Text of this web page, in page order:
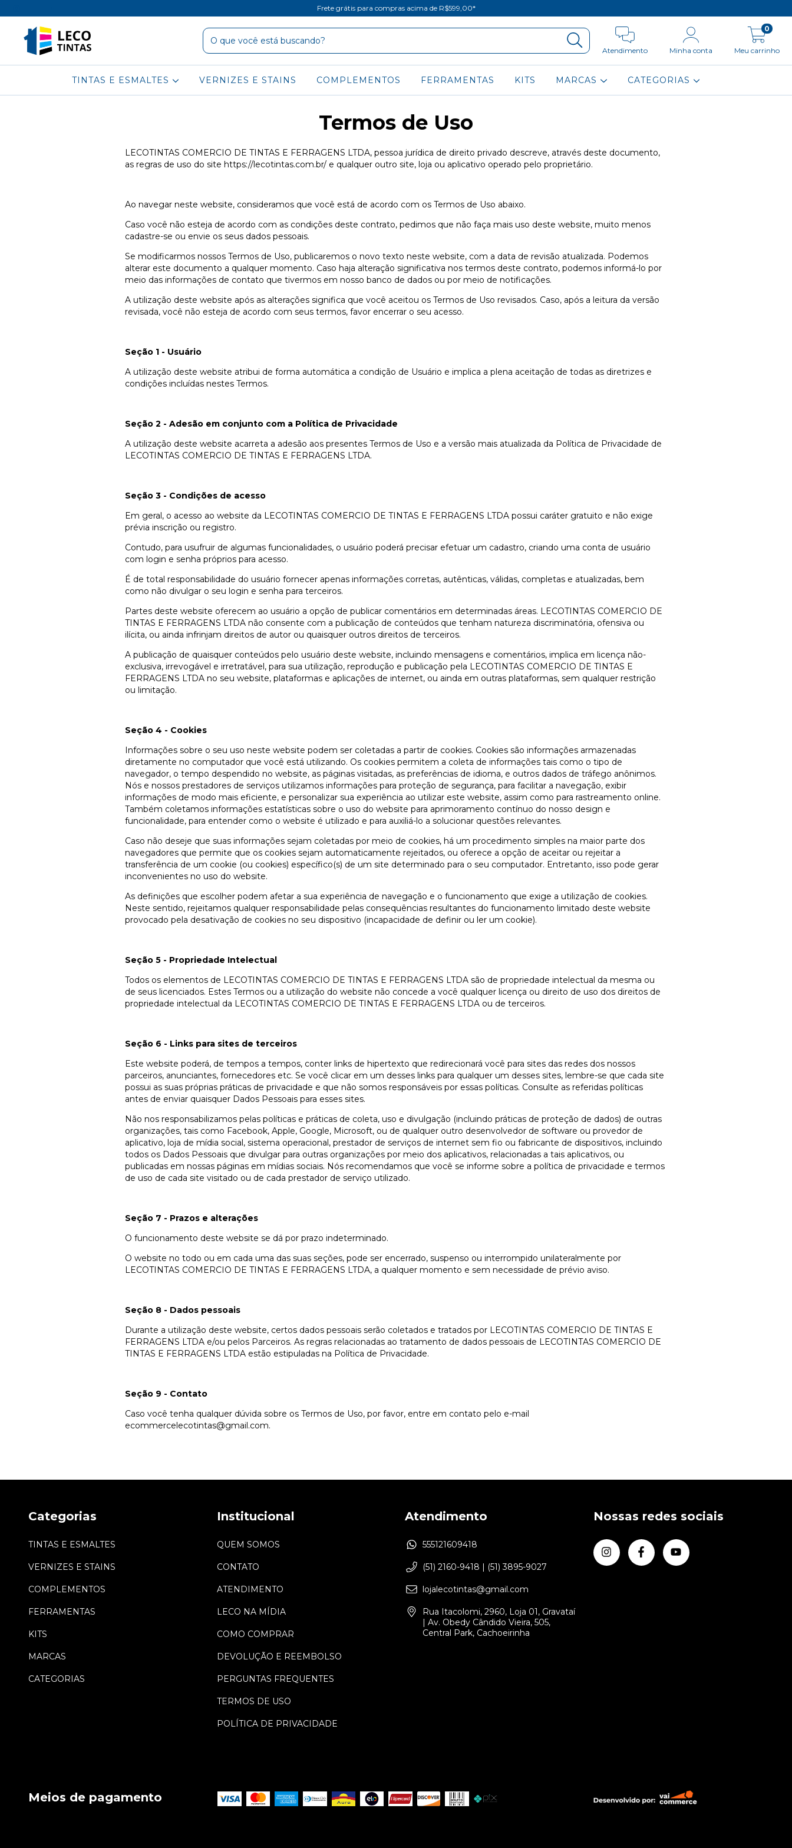
Frete grátis para compras acima de R$599,00*
Atendimento Minha conta Meu carrinho
0
TINTAS E ESMALTES VERNIZES E STAINS COMPLEMENTOS FERRAMENTAS KITS MARCAS CATEGORIAS
Termos de Uso
LECOTINTAS COMERCIO DE TINTAS E FERRAGENS LTDA, pessoa jurídica de direito privado descreve, através deste documento,
as regras de uso do site https://lecotintas.com.br/ e qualquer outro site, loja ou aplicativo operado pelo proprietário.
Ao navegar neste website, consideramos que você está de acordo com os Termos de Uso abaixo.
Caso você não esteja de acordo com as condições deste contrato, pedimos que não faça mais uso deste website, muito menos
cadastre-se ou envie os seus dados pessoais.
Se modificarmos nossos Termos de Uso, publicaremos o novo texto neste website, com a data de revisão atualizada. Podemos
alterar este documento a qualquer momento. Caso haja alteração significativa nos termos deste contrato, podemos informá-lo por
meio das informações de contato que tivermos em nosso banco de dados ou por meio de notificações.
A utilização deste website após as alterações significa que você aceitou os Termos de Uso revisados. Caso, após a leitura da versão
revisada, você não esteja de acordo com seus termos, favor encerrar o seu acesso.
Seção 1 - Usuário
A utilização deste website atribui de forma automática a condição de Usuário e implica a plena aceitação de todas as diretrizes e
condições incluídas nestes Termos.
Seção 2 - Adesão em conjunto com a Política de Privacidade
A utilização deste website acarreta a adesão aos presentes Termos de Uso e a versão mais atualizada da Política de Privacidade de
LECOTINTAS COMERCIO DE TINTAS E FERRAGENS LTDA.
Seção 3 - Condições de acesso
Em geral, o acesso ao website da LECOTINTAS COMERCIO DE TINTAS E FERRAGENS LTDA possui caráter gratuito e não exige
prévia inscrição ou registro.
Contudo, para usufruir de algumas funcionalidades, o usuário poderá precisar efetuar um cadastro, criando uma conta de usuário
com login e senha próprios para acesso.
É de total responsabilidade do usuário fornecer apenas informações corretas, autênticas, válidas, completas e atualizadas, bem
como não divulgar o seu login e senha para terceiros.
Partes deste website oferecem ao usuário a opção de publicar comentários em determinadas áreas. LECOTINTAS COMERCIO DE
TINTAS E FERRAGENS LTDA não consente com a publicação de conteúdos que tenham natureza discriminatória, ofensiva ou
ilícita, ou ainda infrinjam direitos de autor ou quaisquer outros direitos de terceiros.
A publicação de quaisquer conteúdos pelo usuário deste website, incluindo mensagens e comentários, implica em licença não-
exclusiva, irrevogável e irretratável, para sua utilização, reprodução e publicação pela LECOTINTAS COMERCIO DE TINTAS E
FERRAGENS LTDA no seu website, plataformas e aplicações de internet, ou ainda em outras plataformas, sem qualquer restrição
ou limitação.
Seção 4 - Cookies
Informações sobre o seu uso neste website podem ser coletadas a partir de cookies. Cookies são informações armazenadas
diretamente no computador que você está utilizando. Os cookies permitem a coleta de informações tais como o tipo de
navegador, o tempo despendido no website, as páginas visitadas, as preferências de idioma, e outros dados de tráfego anônimos.
Nós e nossos prestadores de serviços utilizamos informações para proteção de segurança, para facilitar a navegação, exibir
informações de modo mais eficiente, e personalizar sua experiência ao utilizar este website, assim como para rastreamento online.
Também coletamos informações estatísticas sobre o uso do website para aprimoramento contínuo do nosso design e
funcionalidade, para entender como o website é utilizado e para auxiliá-lo a solucionar questões relevantes.
Caso não deseje que suas informações sejam coletadas por meio de cookies, há um procedimento simples na maior parte dos
navegadores que permite que os cookies sejam automaticamente rejeitados, ou oferece a opção de aceitar ou rejeitar a
transferência de um cookie (ou cookies) específico(s) de um site determinado para o seu computador. Entretanto, isso pode gerar
inconvenientes no uso do website.
As definições que escolher podem afetar a sua experiência de navegação e o funcionamento que exige a utilização de cookies.
Neste sentido, rejeitamos qualquer responsabilidade pelas consequências resultantes do funcionamento limitado deste website
provocado pela desativação de cookies no seu dispositivo (incapacidade de definir ou ler um cookie).
Seção 5 - Propriedade Intelectual
Todos os elementos de LECOTINTAS COMERCIO DE TINTAS E FERRAGENS LTDA são de propriedade intelectual da mesma ou
de seus licenciados. Estes Termos ou a utilização do website não concede a você qualquer licença ou direito de uso dos direitos de
propriedade intelectual da LECOTINTAS COMERCIO DE TINTAS E FERRAGENS LTDA ou de terceiros.
Seção 6 - Links para sites de terceiros
Este website poderá, de tempos a tempos, conter links de hipertexto que redirecionará você para sites das redes dos nossos
parceiros, anunciantes, fornecedores etc. Se você clicar em um desses links para qualquer um desses sites, lembre-se que cada site
possui as suas próprias práticas de privacidade e que não somos responsáveis por essas políticas. Consulte as referidas políticas
antes de enviar quaisquer Dados Pessoais para esses sites.
Não nos responsabilizamos pelas políticas e práticas de coleta, uso e divulgação (incluindo práticas de proteção de dados) de outras
organizações, tais como Facebook, Apple, Google, Microsoft, ou de qualquer outro desenvolvedor de software ou provedor de
aplicativo, loja de mídia social, sistema operacional, prestador de serviços de internet sem fio ou fabricante de dispositivos, incluindo
todos os Dados Pessoais que divulgar para outras organizações por meio dos aplicativos, relacionadas a tais aplicativos, ou
publicadas em nossas páginas em mídias sociais. Nós recomendamos que você se informe sobre a política de privacidade e termos
de uso de cada site visitado ou de cada prestador de serviço utilizado.
Seção 7 - Prazos e alterações
O funcionamento deste website se dá por prazo indeterminado.
O website no todo ou em cada uma das suas seções, pode ser encerrado, suspenso ou interrompido unilateralmente por
LECOTINTAS COMERCIO DE TINTAS E FERRAGENS LTDA, a qualquer momento e sem necessidade de prévio aviso.
Seção 8 - Dados pessoais
Durante a utilização deste website, certos dados pessoais serão coletados e tratados por LECOTINTAS COMERCIO DE TINTAS E
FERRAGENS LTDA e/ou pelos Parceiros. As regras relacionadas ao tratamento de dados pessoais de LECOTINTAS COMERCIO DE
TINTAS E FERRAGENS LTDA estão estipuladas na Política de Privacidade.
Seção 9 - Contato
Caso você tenha qualquer dúvida sobre os Termos de Uso, por favor, entre em contato pelo e-mail
ecommercelecotintas@gmail.com.
Categorias
TINTAS E ESMALTES
VERNIZES E STAINS
COMPLEMENTOS
FERRAMENTAS
KITS
MARCAS
CATEGORIAS
Institucional
QUEM SOMOS
CONTATO
ATENDIMENTO
LECO NA MÍDIA
COMO COMPRAR
DEVOLUÇÃO E REEMBOLSO
PERGUNTAS FREQUENTES
TERMOS DE USO
POLÍTICA DE PRIVACIDADE
Atendimento
555121609418
(51) 2160-9418 | (51) 3895-9027
lojalecotintas@gmail.com
Rua Itacolomi, 2960, Loja 01, Gravataí
| Av. Obedy Cândido Vieira, 505,
Central Park, Cachoeirinha
Nossas redes sociais
Meios de pagamento